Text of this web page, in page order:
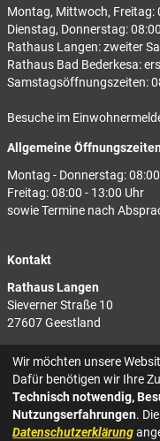
Montag, Mittwoch, Freitag:
Dienstag, Donnerstag:
Rathaus Langen: zweiter
Rathaus Bad Bederkesa:
Samstagsöffnungszeiten:
Besuche im
Allgemeine
Montag - Donnerstag:
Freitag: 08:00 - 13:00 Uhr
sowie Termine nach
Kontakt
Rathaus Langen
Sieverner Straße 10
27607 Geestland
Rathaus Bad Bederkesa
Am Markt 8
27624 Geestland
Tel.: 04743 937-2300
Wir möchten unsere
Dafür benötigen wir Ihre
Technisch notwendig,
Nutzungserfahrungen.
Datenschutzerklärung